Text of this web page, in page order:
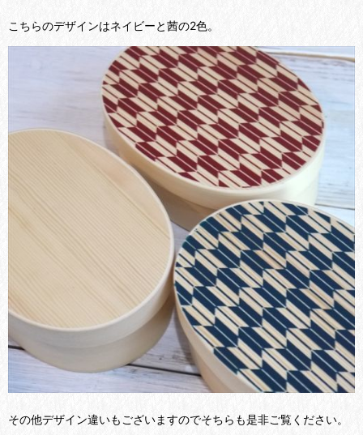
こちらのデザインはネイビーと茜の2色。
その他デザイン違いもございますのでそちらも是非ご覧ください。